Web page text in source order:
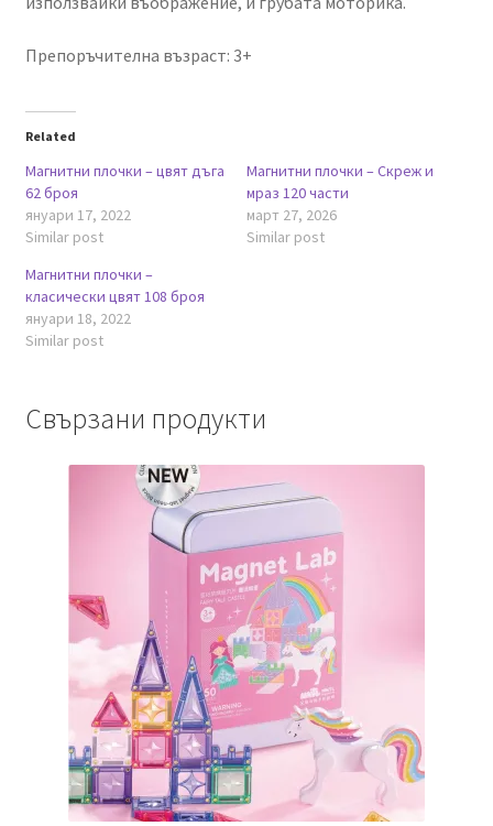
Препоръчителна възраст: 3+
Related
Магнитни плочки – цвят дъга
62 броя
януари 17, 2022
Similar post
Магнитни плочки – Скреж и
мраз 120 части
март 27, 2026
Similar post
Магнитни плочки –
класически цвят 108 броя
януари 18, 2022
Similar post
Свързани продукти